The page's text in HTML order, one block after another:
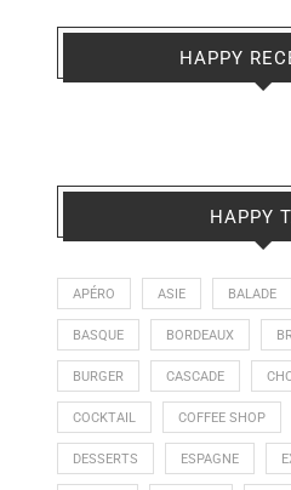
HAPPY
HAPPY
APÉRO ASIE BALADE
BASQUE BORDEAUX
BURGER CASCADE
COCKTAIL COFFEE SHOP
DESSERTS ESPAGNE